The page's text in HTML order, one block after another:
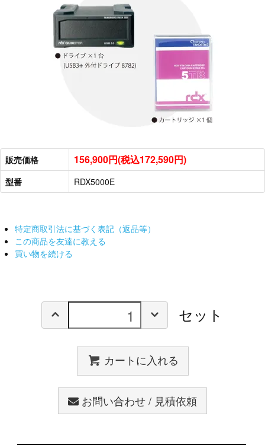
販売価格 156,900円(税込172,590円)
型番 RDX5000E
特定商取引法に基づく表記（返品等）
この商品を友達に教える
買い物を続ける
セット
カートに入れる
お問い合わせ / 見積依頼